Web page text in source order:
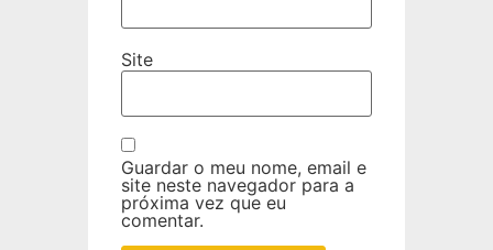
Site
Guardar o meu nome, email e
site neste navegador para a
próxima vez que eu
comentar.